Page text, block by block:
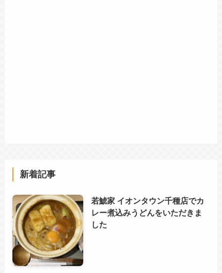
新着記事
若鯱家 イオンタウン千種店でカ
レー煮込みうどんをいただきま
した